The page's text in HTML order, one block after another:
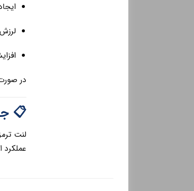
در
📋
لنت